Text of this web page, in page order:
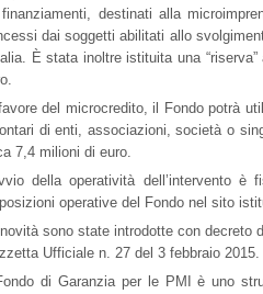
destinati alla
dai soggetti abilitati allo
È stata inoltre istituita una
del microcredito, il Fondo potrà
di enti, associazioni, società o
7,4 milioni di euro.
della operatività dell’intervento
operative del Fondo nel sito
sono state introdotte con decreto
Ufficiale n. 27 del 3 febbraio 2015.
di Garanzia per le PMI è uno